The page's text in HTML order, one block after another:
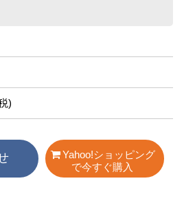
)
Yahoo!ショッピング
で今すぐ購入